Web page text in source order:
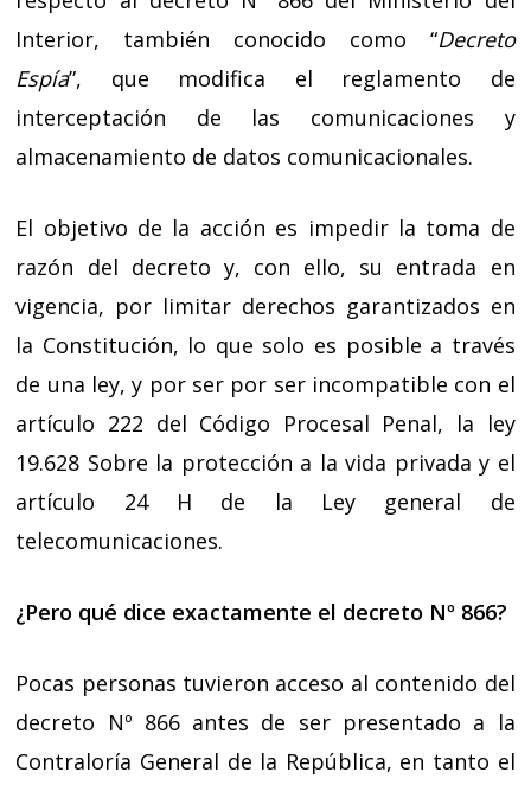
Interior, también conocido como “Decreto
Espía”, que modifica el reglamento de
interceptación de las comunicaciones y
almacenamiento de datos comunicacionales.
El objetivo de la acción es impedir la toma de
razón del decreto y, con ello, su entrada en
vigencia, por limitar derechos garantizados en
la Constitución, lo que solo es posible a través
de una ley, y por ser por ser incompatible con el
artículo 222 del Código Procesal Penal, la ley
19.628 Sobre la protección a la vida privada y el
artículo 24 H de la Ley general de
telecomunicaciones.
¿Pero qué dice exactamente el decreto Nº 866?
Pocas personas tuvieron acceso al contenido del
decreto Nº 866 antes de ser presentado a la
Contraloría General de la República, en tanto el